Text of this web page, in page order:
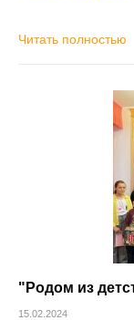
Читать полностью
"Родом из
15.02.2024